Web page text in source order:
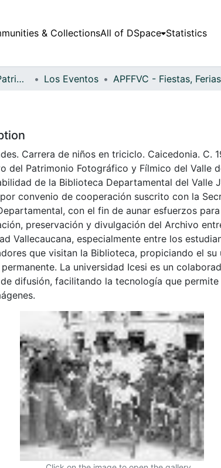
& CollectionsAll of DSpace Statistics
Fondo Archivo del Patrimonio Fotográfico y Fílmico del Valle del Cauca Los Eventos
Carrera de niños en triciclo. Caicedonia. C.
del Patrimonio Fotográfico y Fílmico del Valle
de la Biblioteca Departamental del Valle
convenio de cooperación suscrito con la
con el fin de aunar esfuerzos para
preservación y divulgación del Archivo
Vallecaucana, especialmente entre los
que visitan la Biblioteca, propiciando el su
La universidad Icesi es un
difusión, facilitando la tecnología que permite